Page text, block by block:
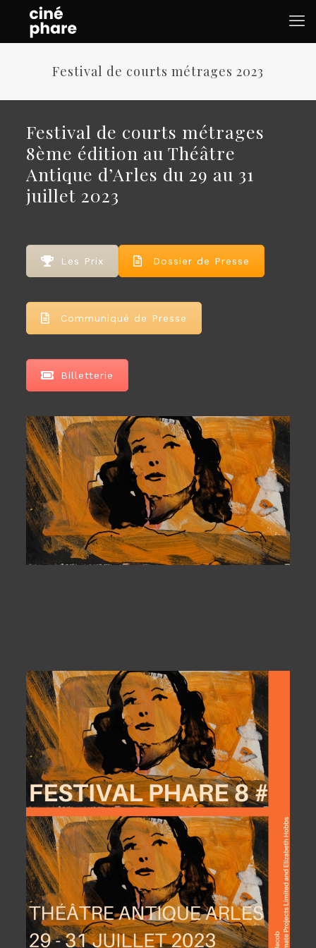
Festival de courts métrages 2023
Festival de courts métrages
8ème édition au Théâtre
Antique d’Arles du 29 au 31
juillet 2023
Les Prix Dossier de Presse
Communiqué de Presse
Billetterie